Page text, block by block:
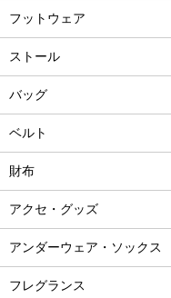
フットウェア
ストール
バッグ
ベルト
財布
アクセ・グッズ
アンダーウェア・ソックス
フレグランス